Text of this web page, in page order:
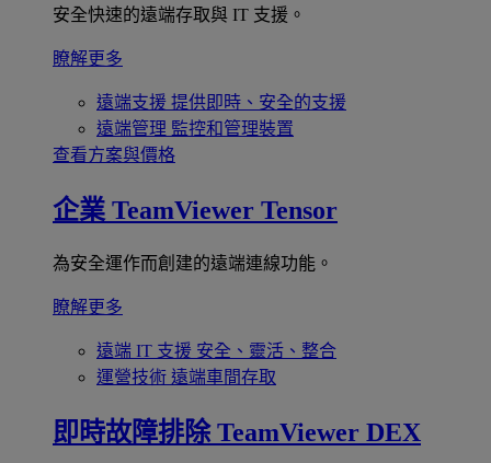
安全快速的遠端存取與 IT 支援。
瞭解更多
遠端支援 提供即時、安全的支援
遠端管理 監控和管理裝置
查看方案與價格
企業 TeamViewer Tensor
為安全運作而創建的遠端連線功能。
瞭解更多
遠端 IT 支援 安全、靈活、整合
運營技術 遠端車間存取
即時故障排除 TeamViewer DEX